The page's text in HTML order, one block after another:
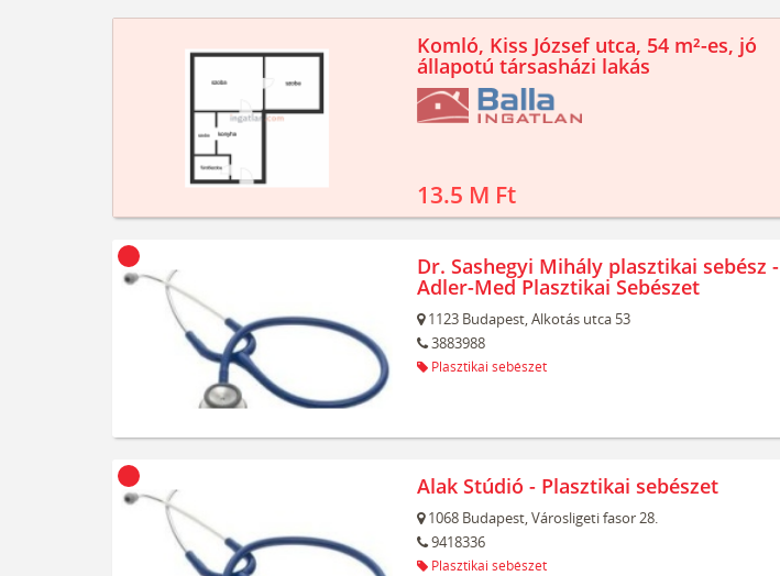
Komló, Kiss József utca, 54 m²-es, jó
állapotú társasházi lakás
13.5 M Ft
Dr. Sashegyi Mihály plasztikai sebész -
Adler-Med Plasztikai Sebészet
1123 Budapest,Alkotás utca 53
3883988
Plasztikai sebészet
Alak Stúdió - Plasztikai sebészet
1068 Budapest,Városligeti fasor 28.
9418336
Plasztikai sebészet